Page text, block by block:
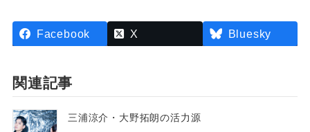
Facebook X Bluesky
関連記事
三浦涼介・大野拓朗の活力源